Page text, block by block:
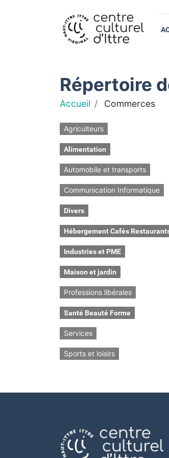
Répertoire
Accueil Commerces
Agriculteurs
Alimentation
Automobile et transports
Communication Informatique
Divers
Hébergement Cafés
Industries et PME
Maison et jardin
Professions libérales
Santé Beauté Forme
Services
Sports et loisirs